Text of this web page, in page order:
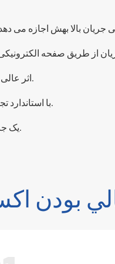
جریان بالا بهش اجازه می
اثر عالی استفاده ای بر تجهیزات اوزون دارد.
با استاندارد تجهیزات اکسیژن صنعتی در اثر است.
یک جریان بزرگتر می تواند سفارشی کند.
بودن